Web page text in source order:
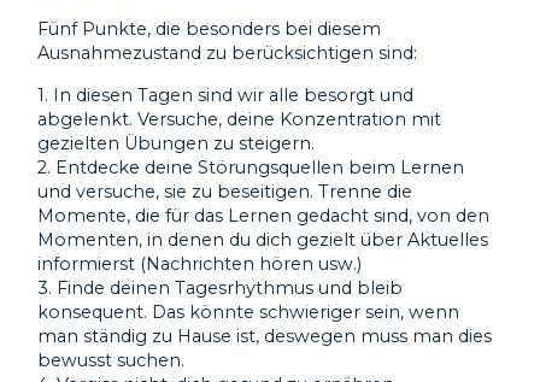
Fünf Punkte, die besonders bei diesem
Ausnahmezustand zu berücksichtigen sind:
1. In diesen Tagen sind wir alle besorgt und
abgelenkt. Versuche, deine Konzentration mit
gezielten Übungen zu steigern.
2. Entdecke deine Störungsquellen beim Lernen
und versuche, sie zu beseitigen. Trenne die
Momente, die für das Lernen gedacht sind, von den
Momenten, in denen du dich gezielt über Aktuelles
informierst (Nachrichten hören usw.)
3. Finde deinen Tagesrhythmus und bleib
konsequent. Das könnte schwieriger sein, wenn
man ständig zu Hause ist, deswegen muss man dies
bewusst suchen.